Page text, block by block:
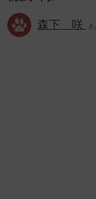
森下 咲 さ